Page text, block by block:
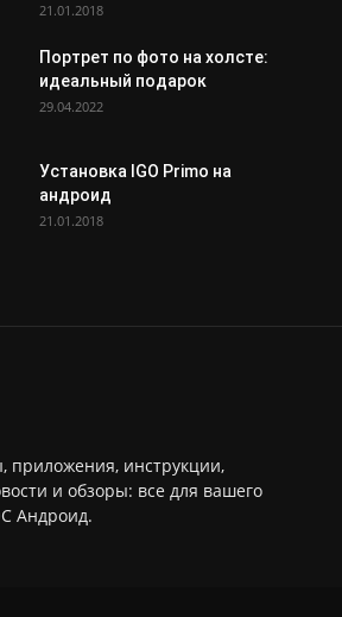
21.01.2018
Портрет по фото на холсте:
идеальный подарок
29.04.2022
Установка IGO Primo на
андроид
21.01.2018
приложения, инструкции,
и обзоры: все для вашего
Андроид.